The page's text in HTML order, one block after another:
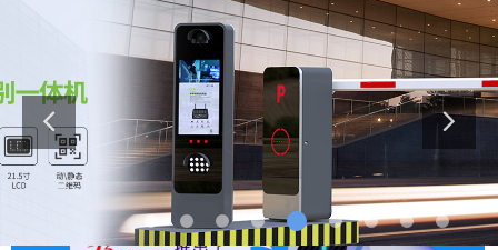
首页 ꄲ 人脸识别宿舍考勤解决方案